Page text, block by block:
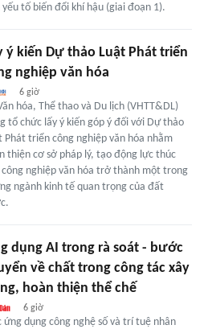
tố biến đổi khí hậu (giai đoạn 1).
ý kiến Dự thảo Luật Phát triển
nghiệp văn hóa
6 giờ
hóa, Thể thao và Du lịch (VHTT&DL)
tổ chức lấy ý kiến góp ý đối với Dự thảo
Phát triển công nghiệp văn hóa nhằm
thiện cơ sở pháp lý, tạo động lực thúc
nghiệp văn hóa trở thành một trong
ngành kinh tế quan trọng của đất
dụng AI trong rà soát - bước
về chất trong công tác xây
hoàn thiện thể chế
6 giờ
ứng dụng công nghệ số và trí tuệ nhân